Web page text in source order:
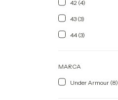
42 (4)
43 (3)
44 (3)
MARCA
Under Armour (8)